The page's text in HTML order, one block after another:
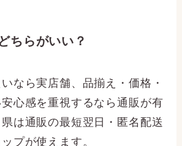
りやすいお店はある？
籍する店や、商品を選びやす
えています。それでも抵抗があ
届く通販なら誰にも会わずに